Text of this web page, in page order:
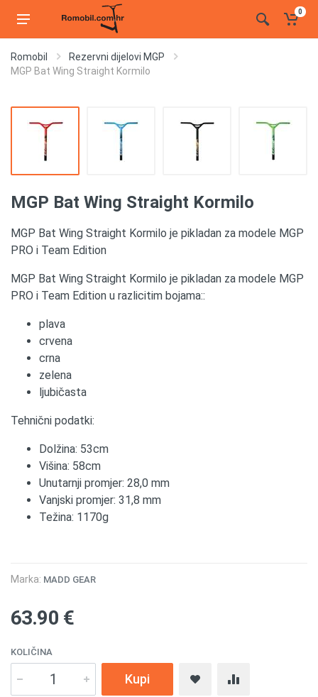
0
Romobil
Rezervni dijelovi MGP
MGP Bat Wing Straight Kormilo
MGP Bat Wing Straight Kormilo
MGP Bat Wing Straight Kormilo je pikladan za modele MGP
PRO i Team Edition
MGP Bat Wing Straight Kormilo je pikladan za modele MGP
PRO i Team Edition u razlicitim bojama::
plava
crvena
crna
zelena
ljubičasta
Tehnični podatki:
Dolžina: 53cm
Višina: 58cm
Unutarnji promjer: 28,0 mm
Vanjski promjer: 31,8 mm
Težina: 1170g
Marka: MADD GEAR
63.90 €
KOLIČINA
Kupi